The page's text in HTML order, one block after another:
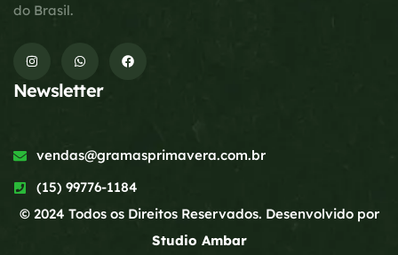
do Brasil.
Newsletter
vendas@gramasprimavera.com.br
(15) 99776-1184
© 2024 Todos os Direitos Reservados. Desenvolvido por
Studio Ambar